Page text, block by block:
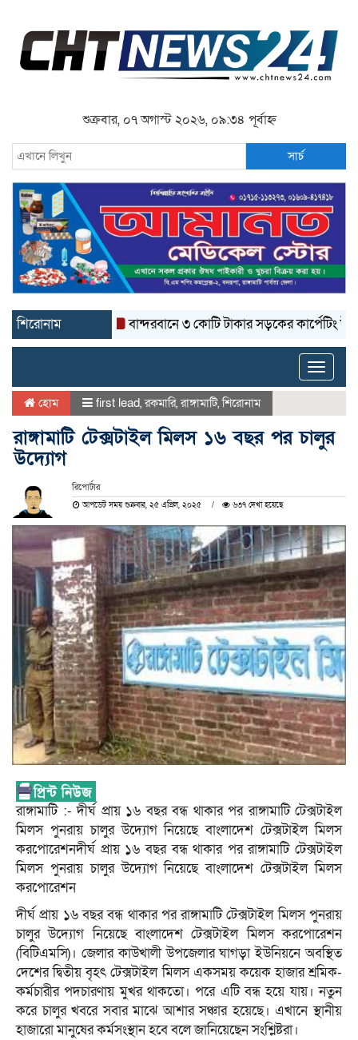
শুক্রবার, ০৭ অগাস্ট ২০২৬, ০৯:৩৪ পূর্বাহ্ন
সার্চ
শিরোনাম বান্দরবানে ৩ কোটি টাকার সড়কের কার্পেটিং উঠে
Toggle
হোম first lead,রকমারি,রাঙ্গামাটি,শিরোনাম
রাঙ্গামাটি টেক্সটাইল মিলস ১৬ বছর পর চালুর
উদ্যোগ
রিপোর্টার
আপডেট সময় শুক্রবার, ২৫ এপ্রিল, ২০২৫ ৬৩৭ দেখা হয়েছে
রাঙ্গামাটি :- দীর্ঘ প্রায় ১৬ বছর বন্ধ থাকার পর রাঙ্গামাটি টেক্সটাইল
মিলস পুনরায় চালুর উদ্যোগ নিয়েছে বাংলাদেশ টেক্সটাইল মিলস
করপোরেশনদীর্ঘ প্রায় ১৬ বছর বন্ধ থাকার পর রাঙ্গামাটি টেক্সটাইল
মিলস পুনরায় চালুর উদ্যোগ নিয়েছে বাংলাদেশ টেক্সটাইল মিলস
করপোরেশন
দীর্ঘ প্রায় ১৬ বছর বন্ধ থাকার পর রাঙ্গামাটি টেক্সটাইল মিলস পুনরায়
চালুর উদ্যোগ নিয়েছে বাংলাদেশ টেক্সটাইল মিলস করপোরেশন
(বিটিএমসি)। জেলার কাউখালী উপজেলার ঘাগড়া ইউনিয়নে অবস্থিত
দেশের দ্বিতীয় বৃহৎ টেক্সটাইল মিলস একসময় কয়েক হাজার শ্রমিক-
কর্মচারীর পদচারণায় মুখর থাকতো। পরে এটি বন্ধ হয়ে যায়। নতুন
করে চালুর খবরে সবার মাঝে আশার সঞ্চার হয়েছে। এখানে স্থানীয়
হাজারো মানুষের কর্মসংস্থান হবে বলে জানিয়েছেন সংশ্লিষ্টরা।